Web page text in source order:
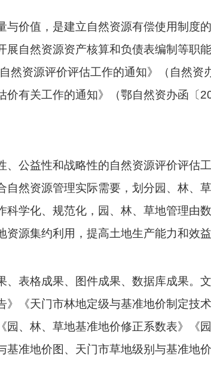
价值，是建立自然资源有偿使用制度
自然资源资产核算和负债表编制等职
然资源评价评估工作的通知》（自然
有关工作的通知》（鄂自然资办函〔
公益性和战略性的自然资源评价评估
然资源管理实际需要，划分园、林、
学化、规范化，园、林、草地管理由
源集约利用，提高土地生产能力和效益
表格成果、图件成果、数据库成果。
《天门市林地定级与基准地价制定技
、林、草地基准地价修正系数表》《
准地价图、天门市草地级别与基准地